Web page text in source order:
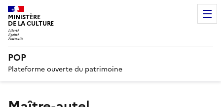
MINISTÈRE
DE LA CULTURE
POP
Plateforme ouverte du patrimoine